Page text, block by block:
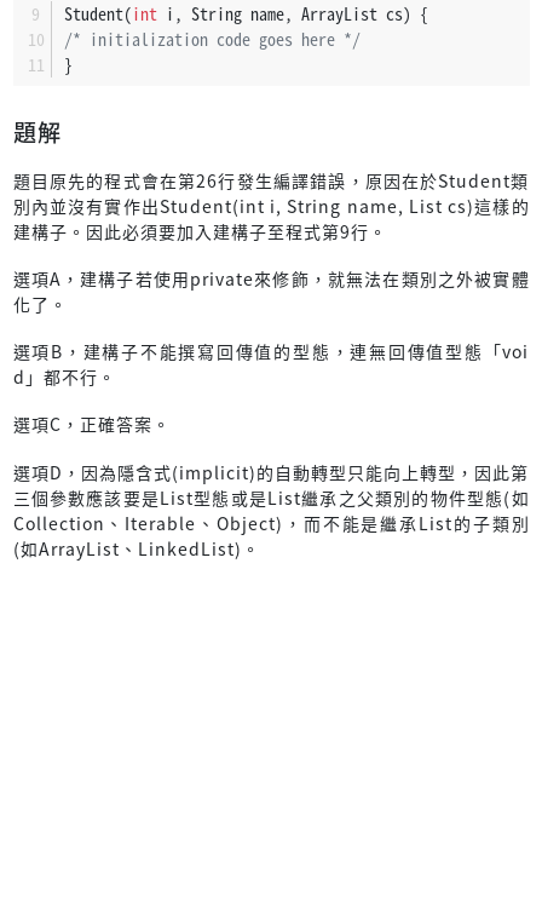
Student(int i, String name, ArrayList cs) {
/* initialization code goes here */
}
題解
題目原先的程式會在第26行發生編譯錯誤，原因在於Student類
別內並沒有實作出Student(int i, String name, List cs)這樣的
建構子。因此必須要加入建構子至程式第9行。
選項A，建構子若使用private來修飾，就無法在類別之外被實體
化了。
選項B，建構子不能撰寫回傳值的型態，連無回傳值型態「voi
d」都不行。
選項C，正確答案。
選項D，因為隱含式(implicit)的自動轉型只能向上轉型，因此第
三個參數應該要是List型態或是List繼承之父類別的物件型態(如
Collection、Iterable、Object)，而不能是繼承List的子類別
(如ArrayList、LinkedList)。